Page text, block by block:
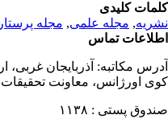
کلیدی
,مجله علمی, مجله
تماس
مکاتبه:آذربایجان غربی،
اورژانس، معاونت تحقیقات و
پستی : ۱۱۳۸